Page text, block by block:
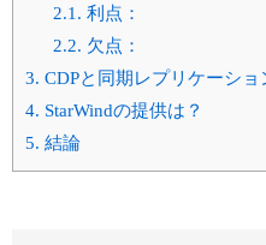
2.1. 利点：
2.2. 欠点：
3. CDPと同期レプリケーショ
4. StarWindの提供は？
5. 結論